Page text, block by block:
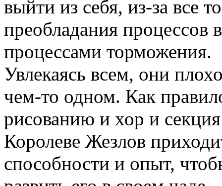
выйти из себя, из-за все
преобладания процессов
процессами торможения.
Увлекаясь всем, они
чем-то одном. Как
рисованию и хор и секция
Королеве Жезлов
способности и опыт,